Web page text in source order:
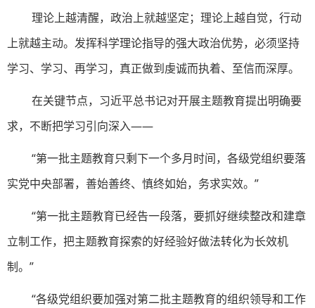
理论上越清醒，政治上就越坚定；理论上越自觉，行动
上就越主动。发挥科学理论指导的强大政治优势，必须坚持
学习、学习、再学习，真正做到虔诚而执着、至信而深厚。
在关键节点，习近平总书记对开展主题教育提出明确要
求，不断把学习引向深入——
“第一批主题教育只剩下一个多月时间，各级党组织要落
实党中央部署，善始善终、慎终如始，务求实效。”
“第一批主题教育已经告一段落，要抓好继续整改和建章
立制工作，把主题教育探索的好经验好做法转化为长效机
制。”
“各级党组织要加强对第二批主题教育的组织领导和工作